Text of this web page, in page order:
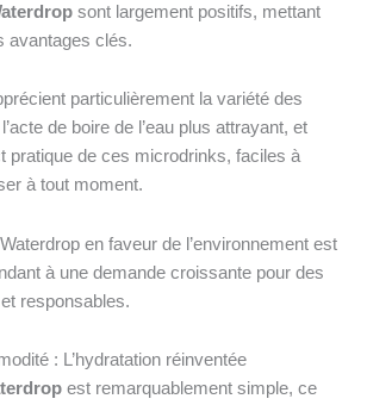
sont largement positifs, mettant
avantages clés.
particulièrement la variété des
de boire de l’eau plus attrayant, et
pratique de ces microdrinks, faciles à
à tout moment.
en faveur de l’environnement est
à une demande croissante pour des
responsables.
: L’hydratation réinventée
est remarquablement simple, ce